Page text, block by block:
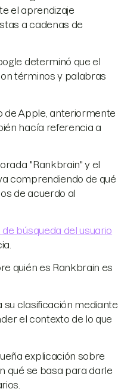
el aprendizaje
a cadenas de
determinó que el
términos y palabras
de Apple, anteriormente
hacía referencia a
"Rankbrain" y el
comprendiendo de qué
de acuerdo al
búsqueda del usuario
quién es Rankbrain es
su clasificación mediante
el contexto de lo que
explicación sobre
qué se basa para darle